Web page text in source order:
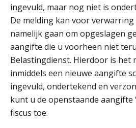
ingevuld, maar nog niet is
De melding kan voor
namelijk gaan om opgeslagen
aangifte die u voorheen niet
Belastingdienst. Hierdoor is het
inmiddels een nieuwe aangifte
ingevuld, ondertekend en
kunt u de openstaande aangifte
fiscus toe.
Albert